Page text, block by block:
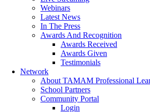
Webinars
Latest News
In The Press
Awards And Recognition
Awards Received
Awards Given
Testimonials
Network
About TAMAM Professional
School Partners
Community Portal
Login